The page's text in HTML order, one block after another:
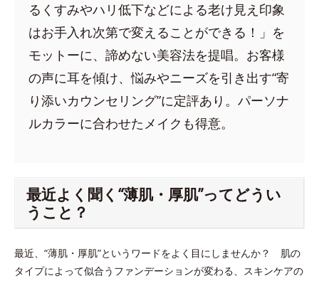
るくすみやハリ低下などによる老け見え印象
はお手入れ次第で変えることができる！」を
モットーに、諦めない美容法を提唱。お客様
の声に耳を傾け、悩みやニーズを引き出す“寄
り添いカウンセリング”に定評あり。パーソナ
ルカラーに合わせたメイクも得意。
最近よく聞く“薄肌・厚肌”ってどうい
うこと？
最近、“薄肌・厚肌”というワードをよく目にしませんか？ 肌の
タイプによって似合うファンデーションが変わる、スキンケアの